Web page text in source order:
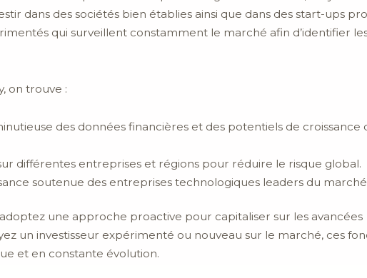
dans des sociétés bien établies ainsi que dans des start-ups
qui surveillent constamment le marché afin d’identifier
on trouve :
des données financières et des potentiels de croissance
différentes entreprises et régions pour réduire le risque global.
soutenue des entreprises technologiques leaders du
une approche proactive pour capitaliser sur les avancées
un investisseur expérimenté ou nouveau sur le marché, ces
et en constante évolution.